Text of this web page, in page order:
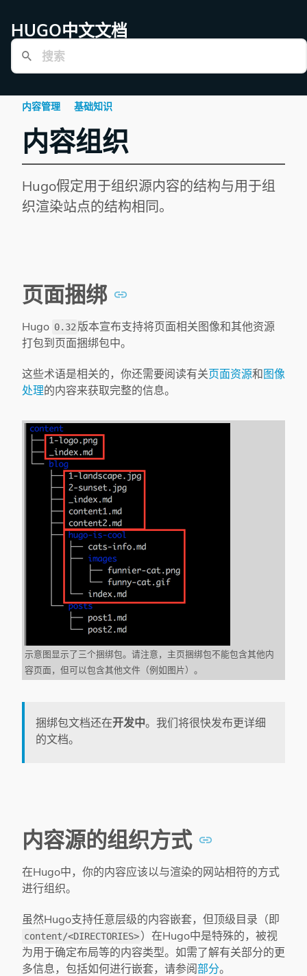
HUGO中文文档
内容管理 基础知识
内容组织
Hugo假定用于组织源内容的结构与用于组
织渲染站点的结构相同。
页面捆绑
Hugo 0.32 版本宣布支持将页面相关图像和其他资源
打包到页面捆绑包中。
这些术语是相关的，你还需要阅读有关页面资源和图像
处理的内容来获取完整的信息。
示意图显示了三个捆绑包。请注意，主页捆绑包不能包含其他内
容页面，但可以包含其他文件（例如图片）。
捆绑包文档还在开发中。我们将很快发布更详细
的文档。
内容源的组织方式
在Hugo中，你的内容应该以与渲染的网站相符的方式
进行组织。
虽然Hugo支持任意层级的内容嵌套，但顶级目录（即
content/<DIRECTORIES> ）在Hugo中是特殊的，被视
为用于确定布局等的内容类型。如需了解有关部分的更
多信息，包括如何进行嵌套，请参阅部分。